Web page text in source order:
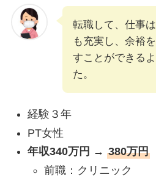
転職して、仕事
も充実し、余裕
すことができる
た。
経験３年
PT女性
年収340万円 → 380万円
前職：クリニック